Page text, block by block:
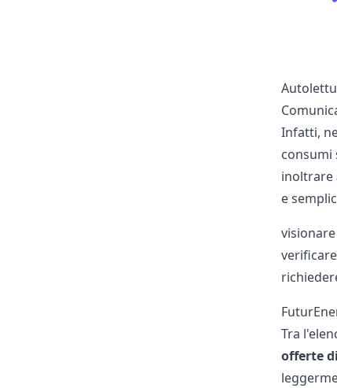
Infatti,
consumi
inoltrare
e
Tra l'
offerte